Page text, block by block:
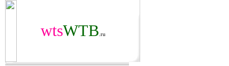
wtsWTB .ru